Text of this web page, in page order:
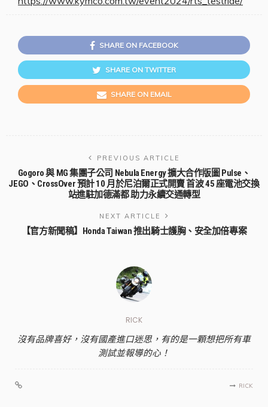
SHARE ON FACEBOOK
SHARE ON TWITTER
SHARE ON EMAIL
PREVIOUS ARTICLE
Gogoro 與 MG 集團子公司 Nebula Energy 擴大合作版圖 Pulse、
JEGO、CrossOver 預計 10 月於尼泊爾正式開賣 首波 45 座電池交換
站進駐加德滿都 助力永續交通轉型
NEXT ARTICLE
【官方新聞稿】Honda Taiwan 推出騎士護胸、安全加倍專案
RICK
沒有品牌喜好，沒有國產進口迷思，有的是一顆想把所有車
測試並報導的心！
RICK